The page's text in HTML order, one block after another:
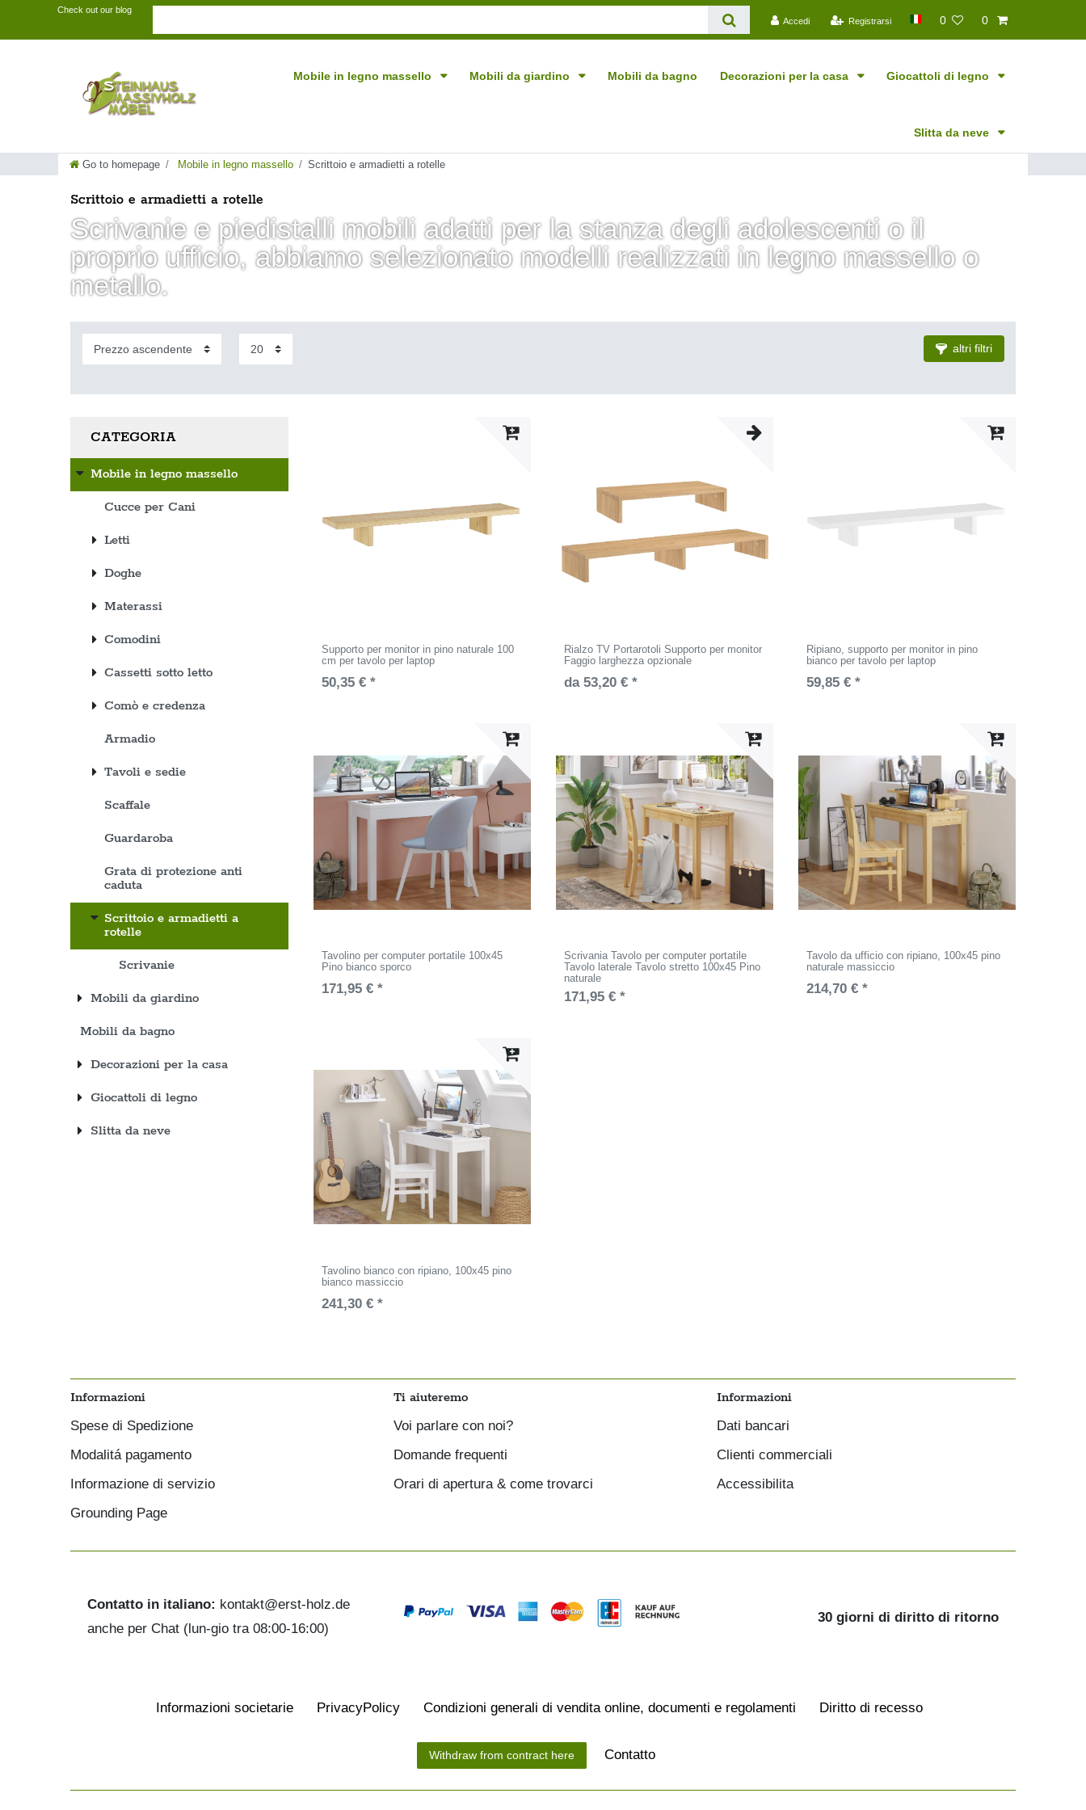
Check out our blog
Accedi
Registrarsi 0 0
Mobile in legno massello Mobili da giardino Mobili da bagno Decorazioni per la casa Giocattoli di legno
Slitta da neve
Go to homepage Mobile in legno massello Scrittoio e armadietti a rotelle
Scrittoio e armadietti a rotelle
Scrivanie e piedistalli mobili adatti per la stanza degli adolescenti o il
proprio ufficio, abbiamo selezionato modelli realizzati in legno massello o
metallo.
altri filtri
CATEGORIA
Mobile in legno massello
Cucce per Cani
Letti
Doghe
Materassi
Comodini
Cassetti sotto letto
Comò e credenza
Armadio
Tavoli e sedie
Scaffale
Guardaroba
Grata di protezione anti
caduta
Scrittoio e armadietti a
rotelle
Scrivanie
Mobili da giardino
Mobili da bagno
Decorazioni per la casa
Giocattoli di legno
Slitta da neve
Supporto per monitor in pino naturale 100
cm per tavolo per laptop
50,35 € *
Rialzo TV Portarotoli Supporto per monitor
Faggio larghezza opzionale
da 53,20 € *
Ripiano, supporto per monitor in pino
bianco per tavolo per laptop
59,85 € *
Tavolino per computer portatile 100x45
Pino bianco sporco
171,95 € *
Scrivania Tavolo per computer portatile
Tavolo laterale Tavolo stretto 100x45 Pino
naturale
171,95 € *
Tavolo da ufficio con ripiano, 100x45 pino
naturale massiccio
214,70 € *
Tavolino bianco con ripiano, 100x45 pino
bianco massiccio
241,30 € *
Informazioni
Spese di Spedizione
Modalitá pagamento
Informazione di servizio
Grounding Page
Ti aiuteremo
Voi parlare con noi?
Domande frequenti
Orari di apertura & come trovarci
Informazioni
Dati bancari
Clienti commerciali
Accessibilita
Contatto in italiano: kontakt@erst-holz.de
anche per Chat (lun-gio tra 08:00-16:00)
30 giorni di diritto di ritorno
Informazioni societarie Privacy­Policy Condizioni generali di vendita online, documenti e regolamenti Diritto di recesso
Withdraw from contract here Contatto